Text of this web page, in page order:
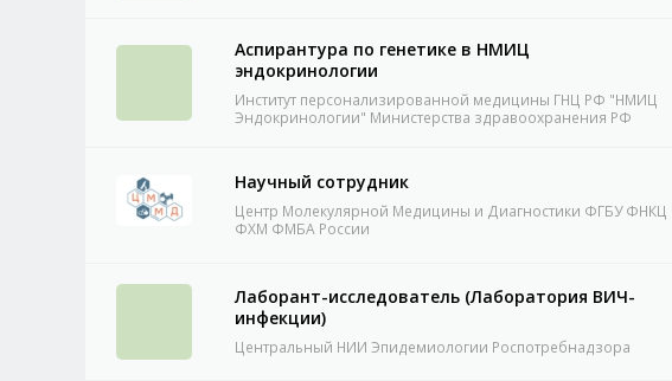
Аспирантура по генетике в НМИЦ
эндокринологии
Институт персонализированной медицины ГНЦ РФ "НМИЦ
Эндокринологии" Министерства здравоохранения РФ
Научный сотрудник
Центр Молекулярной Медицины и Диагностики ФГБУ ФНКЦ
ФХМ ФМБА России
Лаборант-исследователь (Лаборатория ВИЧ-
инфекции)
Центральный НИИ Эпидемиологии Роспотребнадзора